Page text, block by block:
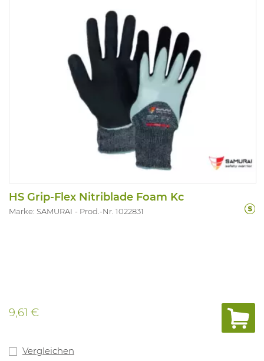
HS Grip-Flex Nitriblade Foam Kc
Marke: SAMURAI Prod.-Nr. 1022831
9,61 €
Vergleichen